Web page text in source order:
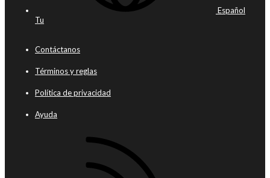
Español
Tu
Contáctanos
Términos y reglas
Política de privacidad
Ayuda